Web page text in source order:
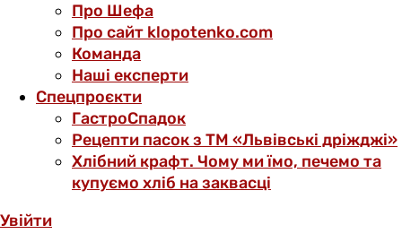
Про Шефа
Про сайт klopotenko.com
Команда
Наші експерти
Спецпроєкти
ГастроСпадок
Рецепти пасок з ТМ «Львівські дріжджі»
Хлібний крафт. Чому ми їмо, печемо та
купуємо хліб на заквасці
Увійти